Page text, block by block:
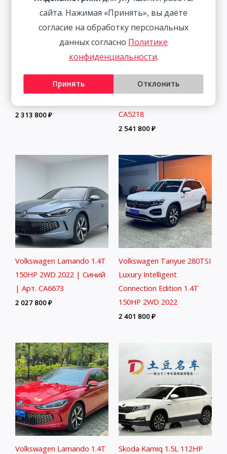
Volkswagen Lamando 1.4T
2 313 800₽
Mazda CX-5 2.0L 155HP
CA5218
2 541 800₽
Volkswagen Lamando 1.4T
150HP 2WD 2022 | Синий
| Арт. CA6673
2 027 800₽
Volkswagen Tanyue 280TSI
Luxury Intelligent
Connection Edition 1.4T
150HP 2WD 2022
2 401 800₽
Volkswagen Lamando 1.4T
Skoda Kamiq 1.5L 112HP
сайта. Нажимая «Принять», вы даёте
согласие на обработку персональных
данных согласно Политике
конфиденциальности.
Принять Отклонить